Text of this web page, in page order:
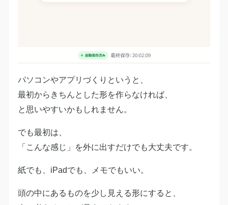
パソコンやアプリづくりというと、
最初からきちんとした形を作らなければ、
と思いやすいかもしれません。
でも最初は、
「こんな感じ」を外に出すだけでも大丈夫です。
紙でも、iPadでも、メモでもいい。
頭の中にあるものを少し見える形にすると、